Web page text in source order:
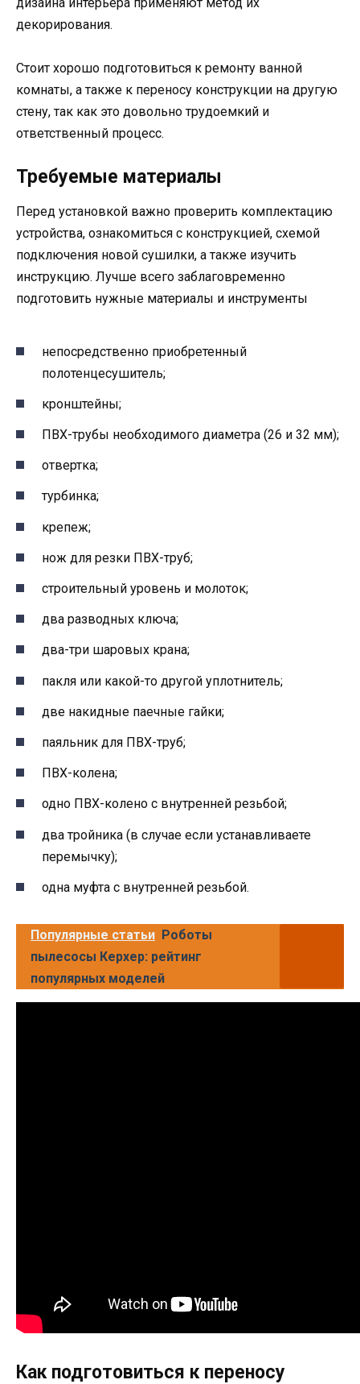
декорирования.
Стоит хорошо подготовиться к ремонту ванной
комнаты, а также к переносу конструкции на другую
стену, так как это довольно трудоемкий и
ответственный процесс.
Требуемые материалы
Перед установкой важно проверить комплектацию
устройства, ознакомиться с конструкцией, схемой
подключения новой сушилки, а также изучить
инструкцию. Лучше всего заблаговременно
подготовить нужные материалы и инструменты
непосредственно приобретенный
полотенцесушитель;
кронштейны;
ПВХ-трубы необходимого диаметра (26 и 32 мм);
отвертка;
турбинка;
крепеж;
нож для резки ПВХ-труб;
строительный уровень и молоток;
два разводных ключа;
два-три шаровых крана;
пакля или какой-то другой уплотнитель;
две накидные паечные гайки;
паяльник для ПВХ-труб;
ПВХ-колена;
одно ПВХ-колено с внутренней резьбой;
два тройника (в случае если устанавливаете
перемычку);
одна муфта с внутренней резьбой.
Популярные статьи Роботы
пылесосы Керхер: рейтинг
популярных моделей
Как подготовиться к переносу